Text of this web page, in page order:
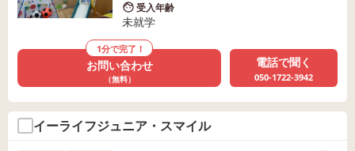
受入年齢
未就学
1分で完了！
お問い合わせ
（無料）
電話で聞く
050-1722-3942
イーライフジュニア・スマイル